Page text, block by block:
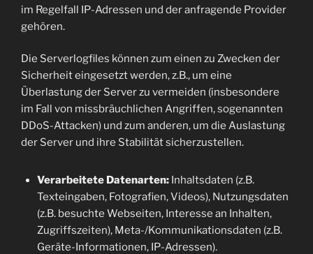
im Regelfall IP-Adressen und der anfragende Provider
gehören.
Die Serverlogfiles können zum einen zu Zwecken der
Sicherheit eingesetzt werden, z.B., um eine
Überlastung der Server zu vermeiden (insbesondere
im Fall von missbräuchlichen Angriffen, sogenannten
DDoS-Attacken) und zum anderen, um die Auslastung
der Server und ihre Stabilität sicherzustellen.
Verarbeitete Datenarten:Inhaltsdaten (z.B.
Texteingaben, Fotografien, Videos), Nutzungsdaten
(z.B. besuchte Webseiten, Interesse an Inhalten,
Zugriffszeiten), Meta-/Kommunikationsdaten (z.B.
Geräte-Informationen, IP-Adressen).